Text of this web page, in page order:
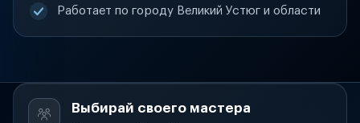
Работает по городу Великий Устюг и области
Выбирай своего мастера